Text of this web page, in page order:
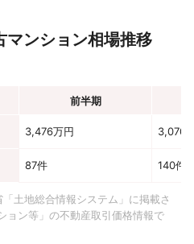
マンション相場推移
前半期
3,476万円 3,070
87件 140件
土地総合情報システム」に掲載さ
ョン等」の不動産取引価格情報で